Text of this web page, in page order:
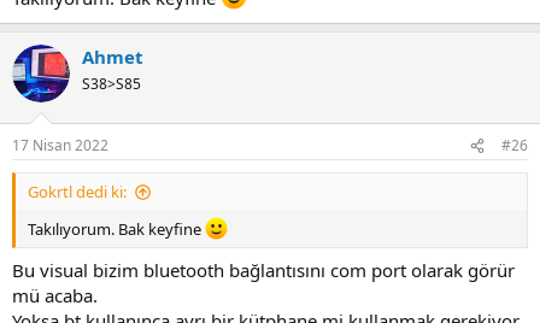
Ahmet
S38>S85
17 Nisan 2022 #26
Gokrtl dedi ki:
Takılıyorum. Bak keyfine
Bu visual bizim bluetooth bağlantısını com port olarak görür
mü acaba.